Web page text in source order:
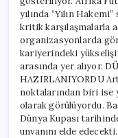
yılında “Yılın
kritik karşılaşmalarla
organizasyonlarda
kariyerindeki
arasında yer alıyor.
HAZIRLANIYORDU
noktalarından biri ise
olarak görülüyordu.
Dünya Kupası
unvanını elde